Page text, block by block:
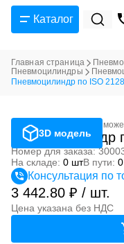
Каталог
Главная страница
Пневмоцилиндры
Пневмоцилиндр по ISO
3D модель
Фотография
Пневмоцилиндр
Номер для заказа:
На складе: 0 штВ пути:
Консультация по
3 442.80 ₽ / шт.
Цена указана без НДС